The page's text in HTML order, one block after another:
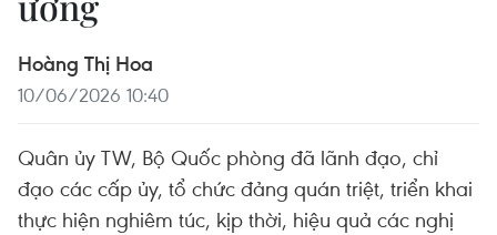
Hoàng Thị Hoa
10/06/2026 10:40
Quân ủy TW, Bộ Quốc phòng đã lãnh đạo, chỉ
đạo các cấp ủy, tổ chức đảng quán triệt, triển khai
thực hiện nghiêm túc, kịp thời, hiệu quả các nghị